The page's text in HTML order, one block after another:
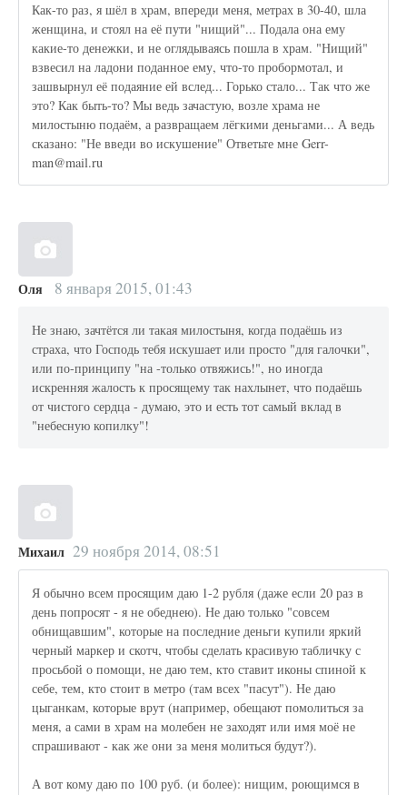
Как-то раз, я шёл в храм, впереди меня, метрах в 30-40, шла
женщина, и стоял на её пути "нищий"... Подала она ему
какие-то денежки, и не оглядываясь пошла в храм. "Нищий"
взвесил на ладони поданное ему, что-то пробормотал, и
зашвырнул её подаяние ей вслед... Горько стало... Так что же
это? Как быть-то? Мы ведь зачастую, возле храма не
милостыню подаём, а развращаем лёгкими деньгами... А ведь
сказано: "Не введи во искушение" Ответьте мне Gerr-
man@mail.ru
Оля 8 января 2015, 01:43
Не знаю, зачтётся ли такая милостыня, когда подаёшь из
страха, что Господь тебя искушает или просто "для галочки",
или по-принципу "на -только отвяжись!", но иногда
искренняя жалость к просящему так нахлынет, что подаёшь
от чистого сердца - думаю, это и есть тот самый вклад в
"небесную копилку"!
Михаил 29 ноября 2014, 08:51
Я обычно всем просящим даю 1-2 рубля (даже если 20 раз в
день попросят - я не обеднею). Не даю только "совсем
обнищавшим", которые на последние деньги купили яркий
черный маркер и скотч, чтобы сделать красивую табличку с
просьбой о помощи, не даю тем, кто ставит иконы спиной к
себе, тем, кто стоит в метро (там всех "пасут"). Не даю
цыганкам, которые врут (например, обещают помолиться за
меня, а сами в храм на молебен не заходят или имя моё не
спрашивают - как же они за меня молиться будут?).
А вот кому даю по 100 руб. (и более): нищим, роющимся в